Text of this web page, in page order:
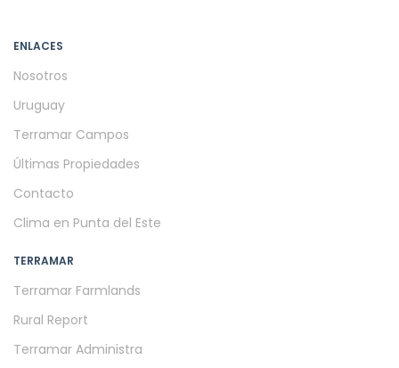
ENLACES
Nosotros
Uruguay
Terramar Campos
Últimas Propiedades
Contacto
Clima en Punta del Este
TERRAMAR
Terramar Farmlands
Rural Report
Terramar Administra